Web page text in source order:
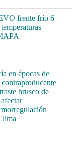
frente frío 6
en épocas de
brusco de